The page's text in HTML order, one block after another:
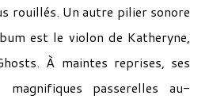
rouillés. Un autre pilier sonore
est le violon de Katheryne,
À maintes reprises, ses
passerelles au-